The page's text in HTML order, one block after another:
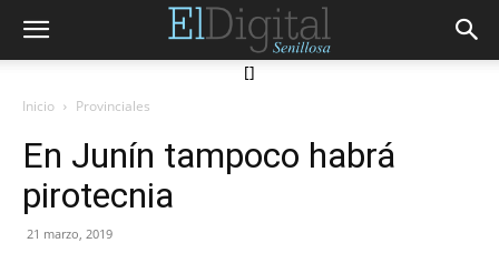
[]
Inicio Provinciales
En Junín tampoco habrá
pirotecnia
21 marzo, 2019